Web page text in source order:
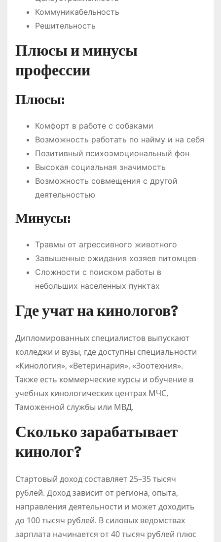
Коммуникабельность
Решительность
Плюсы и минусы
профессии
Плюсы:
Комфорт в работе с собаками
Возможность работать по найму и на себя
Позитивный психоэмоциональный фон
Высокая социальная значимость
Возможность совмещения с другой
деятельностью
Минусы:
Травмы от агрессивного животного
Завышенные ожидания хозяев питомцев
Сложности с поиском работы в
небольших населенных пунктах
Где учат на кинологов?
Дипломированных специалистов выпускают
колледжи и вузы, где доступны специальности
«Кинология», «Ветеринария», «Зоотехния».
Также есть коммерческие курсы и обучение в
учебных кинологических центрах МЧС,
Таможенной службы или МВД.
Сколько зарабатывает
кинолог?
Стартовый доход составляет 25–35 тысяч
рублей. Доход зависит от региона, опыта,
направления деятельности и может доходить
до 100 тысяч рублей. В силовых ведомствах
зарплата начинается от 40 тысяч рублей плюс